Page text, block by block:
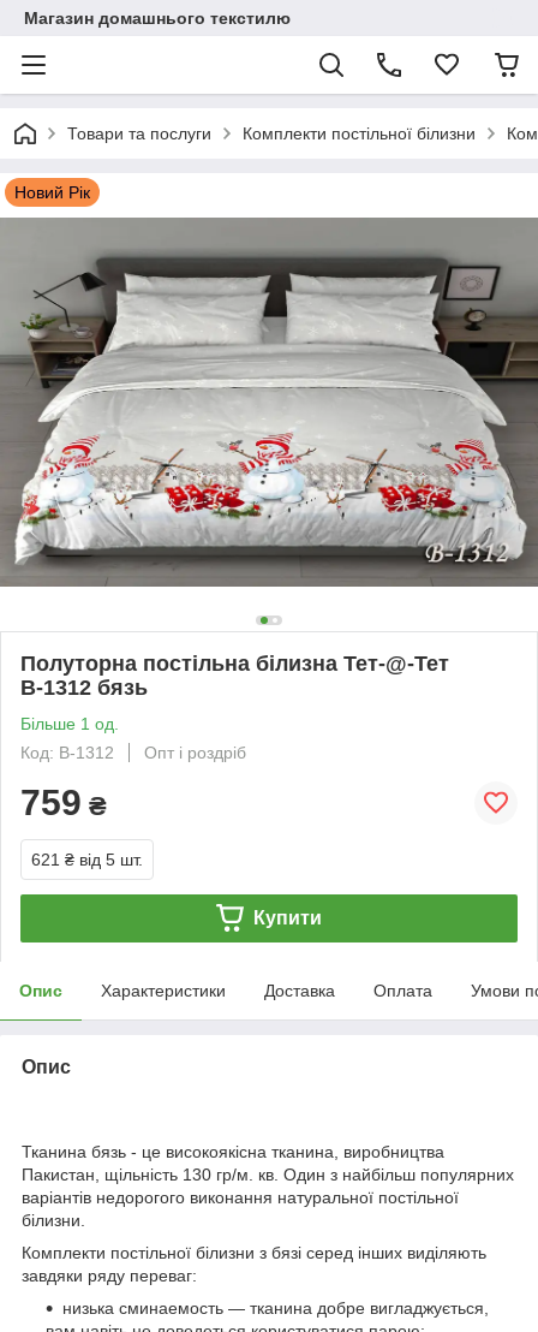
Магазин домашнього текстилю
Товари та послуги Комплекти постільної білизни
Новий Рік
Полуторна постільна білизна Тет-@-Тет
В-1312 бязь
Більше 1 од.
Код: В-1312
Опт і роздріб
759 ₴
621 ₴ від 5 шт.
Купити
Опис Характеристики Доставка Оплата Умови
Опис
Тканина бязь - це високоякісна тканина, виробництва
Пакистан, щільність 130 гр/м. кв. Один з найбільш популярних
варіантів недорогого виконання натуральної постільної
білизни.
Комплекти постільної білизни з бязі серед інших виділяють
завдяки ряду переваг:
низька сминаемость — тканина добре вигладжується,